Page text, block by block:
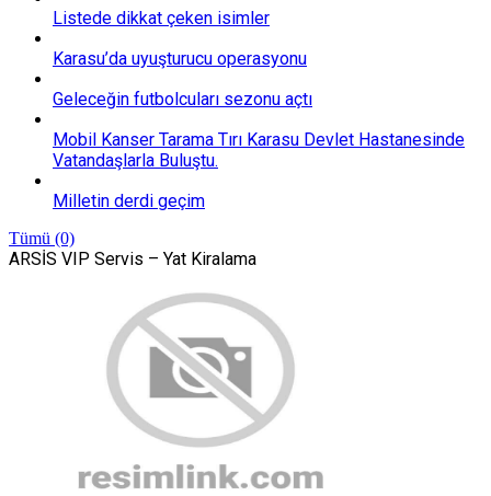
Listede dikkat çeken isimler
Karasu’da uyuşturucu operasyonu
Geleceğin futbolcuları sezonu açtı
Mobil Kanser Tarama Tırı Karasu Devlet Hastanesinde
Vatandaşlarla Buluştu.
Milletin derdi geçim
Tümü (0)
ARSİS VIP Servis – Yat Kiralama